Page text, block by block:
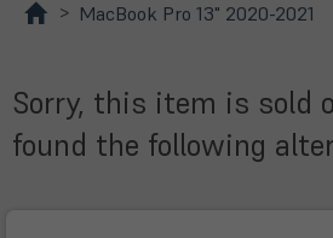
MacBook Pro 13" 2020-2021
Sorry, this item is sold
found the following